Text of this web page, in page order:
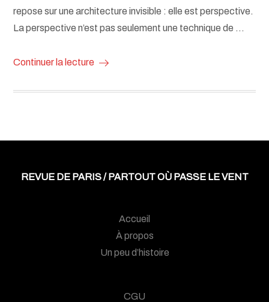
repose sur une architecture invisible : elle est perspective.
La perspective n’est pas seulement une technique de …
Continuer la lecture
REVUE DE PARIS / PARTOUT OÙ PASSE LE VENT
Accueil
À propos
Un peu d’histoire
CGU